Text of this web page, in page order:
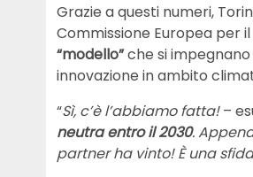
Grazie a questi numeri,
Commissione Europea per
“modello”che si impegnano
innovazione in ambito
“Sì, c’è l’abbiamo fatta!–
neutra entro il 2030.
partner ha vinto! È una